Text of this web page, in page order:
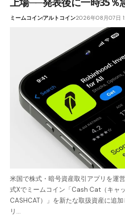
ミームコインアルトコイン2026年08月07日
米国で株式・暗号資産取引アプリを運
式Xでミームコイン「Cash Cat（キャ
CASHCAT）」を新たな取扱資産に追
リ…